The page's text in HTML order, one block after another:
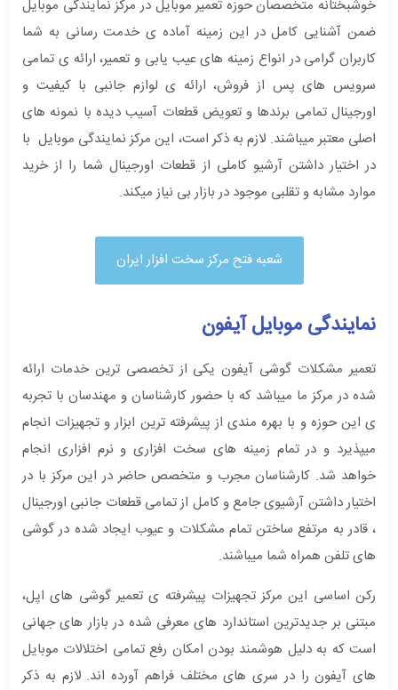
خوشبختانه متخصصان حوزه تعمیر موبایل در مرکز نمایندگی موبایل
ضمن آشنایی کامل در این زمینه آماده ی خدمت رسانی به شما
کاربران گرامی در انواع زمینه های عیب یابی و تعمیر، ارائه ی تمامی
سرویس های پس از فروش، ارائه ی لوازم جانبی با کیفیت و
اورجینال تمامی برندها و تعویض قطعات آسیب دیده با نمونه های
اصلی معتبر میباشند. لازم به ذکر است، این مرکز نمایندگی موبایل با
در اختیار داشتن آرشیو کاملی از قطعات اورجینال شما را از خرید
موارد مشابه و تقلبی موجود در بازار بی نیاز میکند.
شعبه فتح مرکز سخت ‌افزار ایران
نمایندگی موبایل آیفون
تعمیر مشکلات گوشی آیفون یکی از تخصصی ترین خدمات ارائه
شده در مرکز ما میباشد که با حضور کارشناسان و مهندسان با تجربه
ی این حوزه و با بهره مندی از پیشرفته ترین ابزار و تجهیزات انجام
میپذیرد و در تمام زمینه های سخت افزاری و نرم افزاری انجام
خواهد شد. کارشناسان مجرب و متخصص حاضر در این مرکز با در
اختیار داشتن آرشیوی جامع و کامل از تمامی قطعات جانبی اورجینال
، قادر به مرتفع ساختن تمام مشکلات و عیوب ایجاد شده در گوشی
های تلفن همراه شما میباشند.
رکن اساسی این مرکز تجهیزات پیشرفته ی تعمیر گوشی های اپل،
مبتنی بر جدیدترین استاندارد های معرفی شده در بازار های جهانی
است که به دلیل هوشمند بودن امکان رفع تمامی اختلالات موبایل
های آیفون را در سری های مختلف فراهم آورده اند. لازم به ذکر